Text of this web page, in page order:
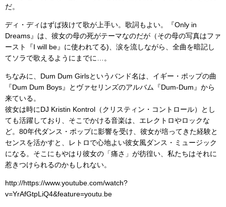
だ。
ディ・ディはずば抜けて歌が上手い。歌詞もよい。『Only in
Dreams』は、彼女の母の死がテーマなのだが（その母の写真はファ
ースト『I will be』に使われてる)、涙を流しながら、全曲を暗記し
てソラで歌えるようにまでに…。
ちなみに、Dum Dum Girlsというバンド名は、イギー・ポップの曲
『Dum Dum Boys』とヴァセリンズのアルバム『Dum-Dum』から
来ている。
彼女は時にDJ Kristin Kontrol（クリスティン・コントロール）とし
ても活躍しており、そこでかける音楽は、エレクトロやロックな
ど。80年代ダンス・ポップに影響を受け、彼女が培ってきた経験と
センスを活かすと、レトロで心地よい彼女風ダンス・ミュージック
になる。そこにもやはり彼女の「痛さ」が彷徨い、私たちはそれに
惹きつけられるのかもしれない。
http://https://www.youtube.com/watch?
v=YrAfGtpLiQ4&feature=youtu.be